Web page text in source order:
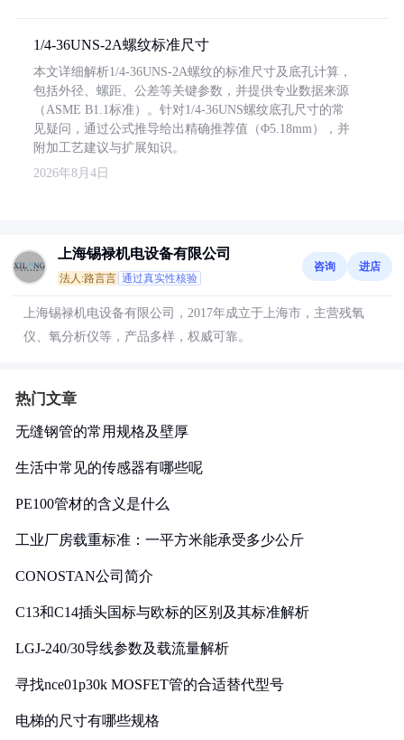
1/4-36UNS-2A螺纹标准尺寸
本文详细解析1/4-36UNS-2A螺纹的标准尺寸及底孔计算，
包括外径、螺距、公差等关键参数，并提供专业数据来源
（ASME B1.1标准）。针对1/4-36UNS螺纹底孔尺寸的常
见疑问，通过公式推导给出精确推荐值（Φ5.18mm），并
附加工艺建议与扩展知识。
2026年8月4日
上海锡禄机电设备有限公司
法人:路言言 通过真实性核验
咨询 进店
上海锡禄机电设备有限公司，2017年成立于上海市，主营残氧
仪、氧分析仪等，产品多样，权威可靠。
热门文章
无缝钢管的常用规格及壁厚
生活中常见的传感器有哪些呢
PE100管材的含义是什么
工业厂房载重标准：一平方米能承受多少公斤
CONOSTAN公司简介
C13和C14插头国标与欧标的区别及其标准解析
LGJ-240/30导线参数及载流量解析
寻找nce01p30k MOSFET管的合适替代型号
电梯的尺寸有哪些规格